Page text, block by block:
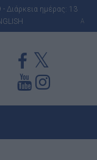
- Διάρκεια ημέρας: 13
A